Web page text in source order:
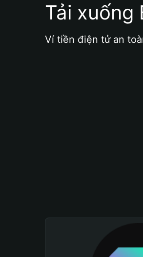
Tải xuống
Ví tiền điện tử an